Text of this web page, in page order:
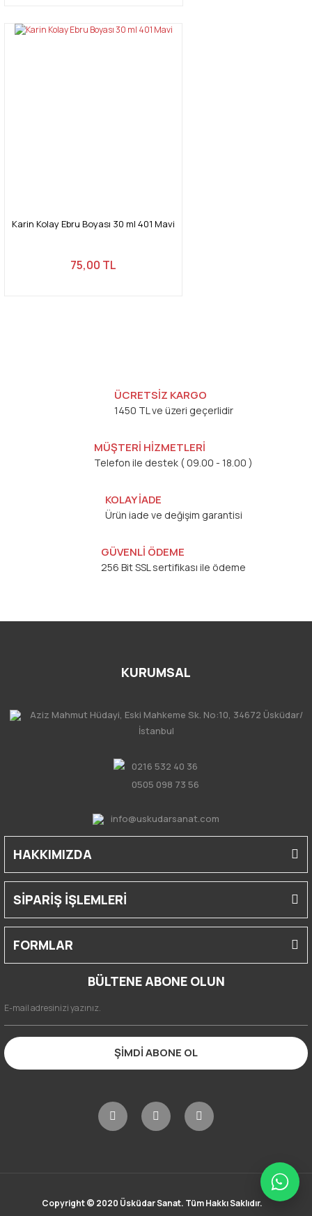
Karin Kolay Ebru Boyası 30 ml 401 Mavi
75,00 TL
ÜCRETSİZ KARGO
1450 TL ve üzeri geçerlidir
MÜŞTERİ HİZMETLERİ
Telefon ile destek ( 09.00 - 18.00 )
KOLAY İADE
Ürün iade ve değişim garantisi
GÜVENLİ ÖDEME
256 Bit SSL sertifikası ile ödeme
KURUMSAL
Aziz Mahmut Hüdayi, Eski Mahkeme Sk. No:10, 34672 Üsküdar/
İstanbul
0216 532 40 36
0505 098 73 56
info@uskudarsanat.com
HAKKIMIZDA
SİPARİŞ İŞLEMLERİ
FORMLAR
BÜLTENE ABONE OLUN
ŞİMDİ ABONE OL
Copyright © 2020 Üsküdar Sanat. Tüm Hakkı Saklıdır.